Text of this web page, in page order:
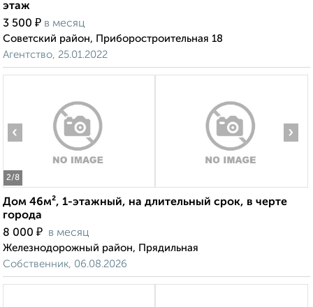
этаж
3 500 ₽ в месяц
Советский район, Приборостроительная 18
Агентство, 25.01.2022
2/8
‹ ›
Дом 46м², 1-этажный, на длительный срок, в черте
города
8 000 ₽ в месяц
Железнодорожный район, Прядильная
Собственник, 06.08.2026